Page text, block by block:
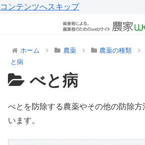
コンテンツへスキップ
ホーム 農薬 農薬の種類
と病
べと病
べとを防除する農薬やその他の防除方
います。